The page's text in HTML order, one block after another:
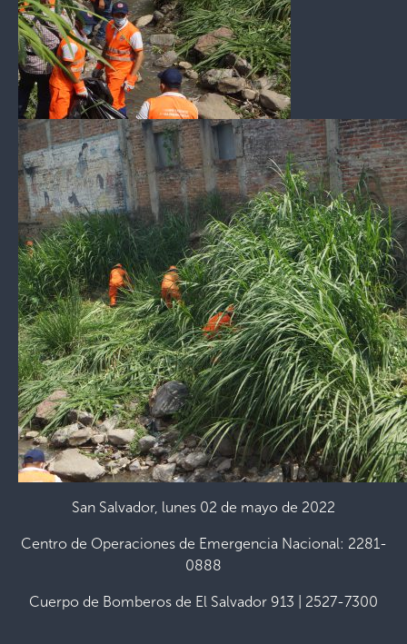
San Salvador, lunes 02 de mayo de 2022
Centro de Operaciones de Emergencia Nacional: 2281-
0888
Cuerpo de Bomberos de El Salvador 913 | 2527-7300